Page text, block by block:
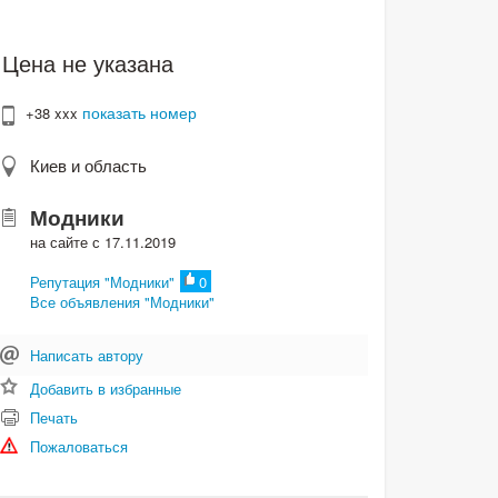
Цена не указана
+38 xxx показать номер
Киев и область
Модники
на сайте с 17.11.2019
Репутация "Модники"
0
Все объявления "Модники"
Написать автору
Добавить в избранные
Печать
Пожаловаться